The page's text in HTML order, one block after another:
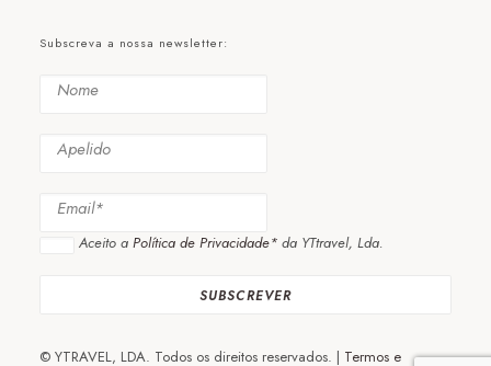
Subscreva a nossa newsletter:
Aceito a Política de Privacidade* da YTtravel, Lda.
© YTRAVEL, LDA. Todos os direitos reservados. | Termos e